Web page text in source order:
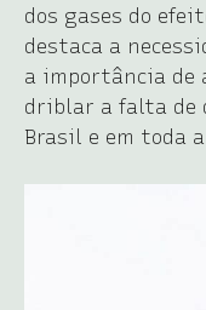
dos gases do
destaca a
a importância de
driblar a falta de
Brasil e em toda